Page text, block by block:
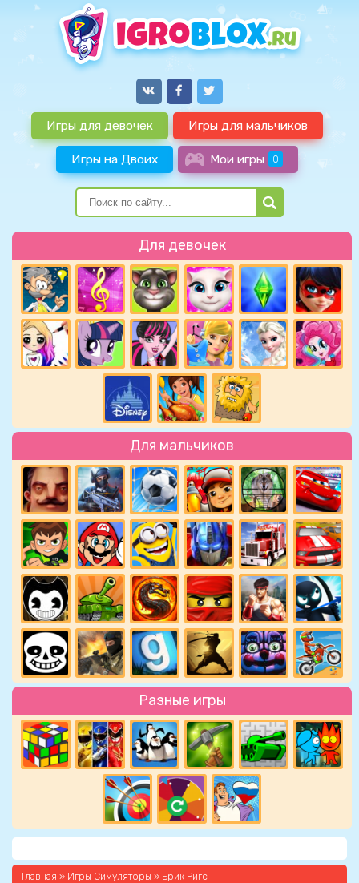
Игры для девочек Игры для мальчиков
Игры на Двоих Мои игры 0
Для девочек
Для мальчиков
Разные игры
Главная » Игры Симуляторы » Брик Ригс